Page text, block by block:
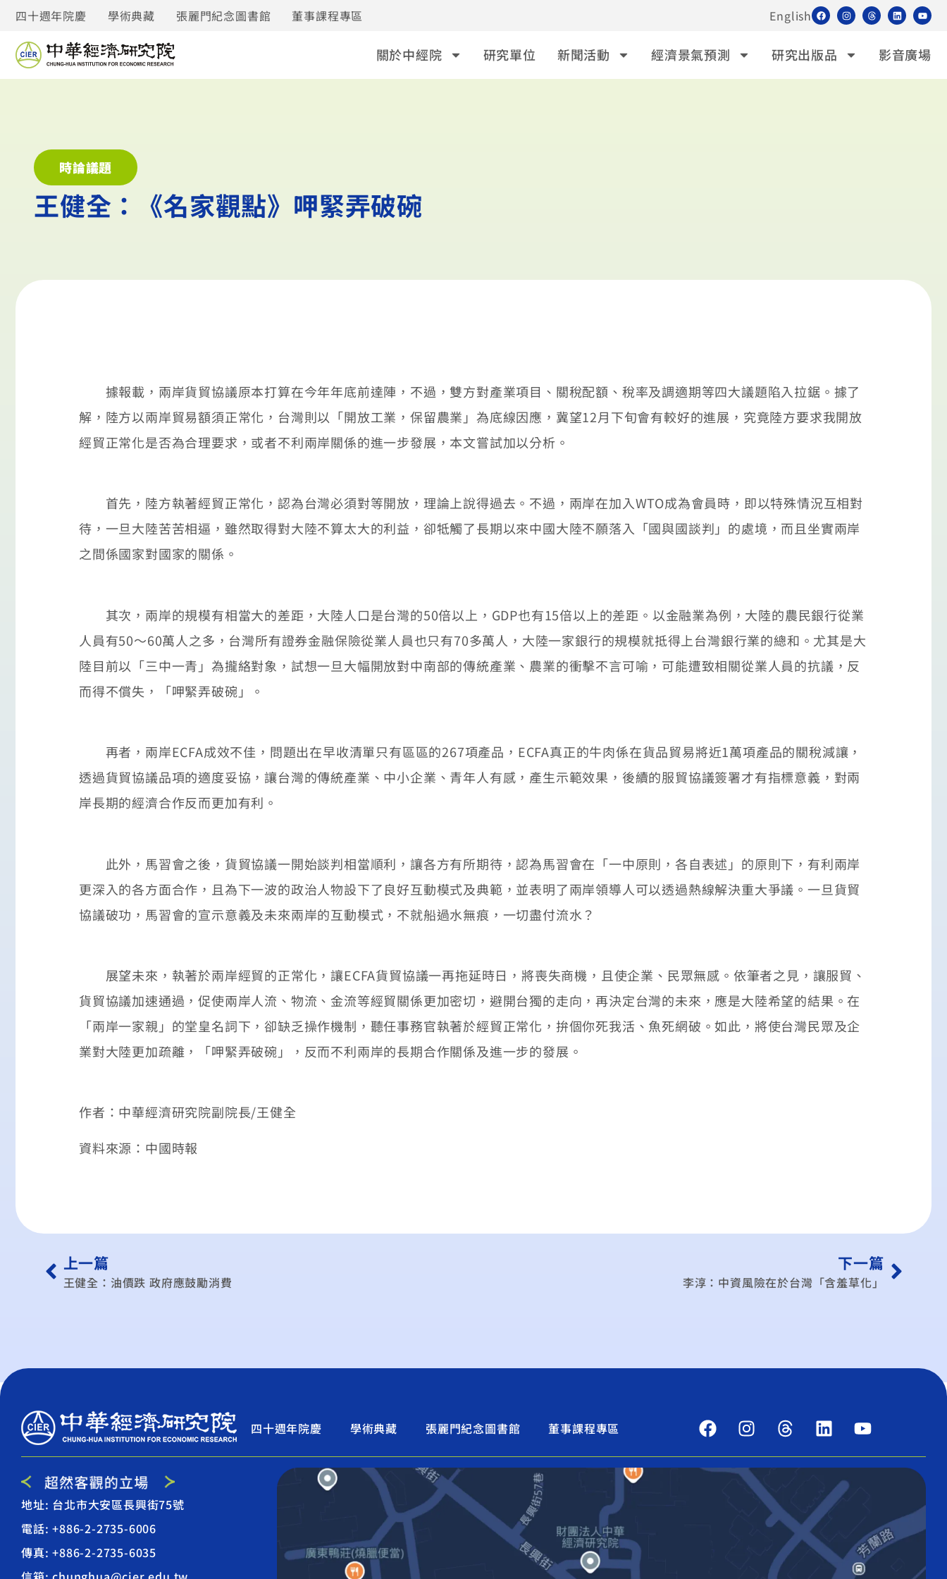
四十週年院慶 學術典藏 張麗門紀念圖書館 董事課程專區 English
關於中經院 研究單位 新聞活動 經濟景氣預測 研究出版品 影音廣場
時論議題
王健全：《名家觀點》呷緊弄破碗
據報載，兩岸貨貿協議原本打算在今年年底前達陣，不過，雙方對產業項目、關稅配額、稅率及調適期等四大議題陷入拉鋸。據了
解，陸方以兩岸貿易額須正常化，台灣則以「開放工業，保留農業」為底線因應，冀望12月下旬會有較好的進展，究竟陸方要求我開放
經貿正常化是否為合理要求，或者不利兩岸關係的進一步發展，本文嘗試加以分析。
首先，陸方執著經貿正常化，認為台灣必須對等開放，理論上說得過去。不過，兩岸在加入WTO成為會員時，即以特殊情況互相對
待，一旦大陸苦苦相逼，雖然取得對大陸不算太大的利益，卻牴觸了長期以來中國大陸不願落入「國與國談判」的處境，而且坐實兩岸
之間係國家對國家的關係。
其次，兩岸的規模有相當大的差距，大陸人口是台灣的50倍以上，GDP也有15倍以上的差距。以金融業為例，大陸的農民銀行從業
人員有50～60萬人之多，台灣所有證券金融保險從業人員也只有70多萬人，大陸一家銀行的規模就抵得上台灣銀行業的總和。尤其是大
陸目前以「三中一青」為攏絡對象，試想一旦大幅開放對中南部的傳統產業、農業的衝擊不言可喻，可能遭致相關從業人員的抗議，反
而得不償失，「呷緊弄破碗」。
再者，兩岸ECFA成效不佳，問題出在早收清單只有區區的267項產品，ECFA真正的牛肉係在貨品貿易將近1萬項產品的關稅減讓，
透過貨貿協議品項的適度妥協，讓台灣的傳統產業、中小企業、青年人有感，產生示範效果，後續的服貿協議簽署才有指標意義，對兩
岸長期的經濟合作反而更加有利。
此外，馬習會之後，貨貿協議一開始談判相當順利，讓各方有所期待，認為馬習會在「一中原則，各自表述」的原則下，有利兩岸
更深入的各方面合作，且為下一波的政治人物設下了良好互動模式及典範，並表明了兩岸領導人可以透過熱線解決重大爭議。一旦貨貿
協議破功，馬習會的宣示意義及未來兩岸的互動模式，不就船過水無痕，一切盡付流水？
展望未來，執著於兩岸經貿的正常化，讓ECFA貨貿協議一再拖延時日，將喪失商機，且使企業、民眾無感。依筆者之見，讓服貿、
貨貿協議加速通過，促使兩岸人流、物流、金流等經貿關係更加密切，避開台獨的走向，再決定台灣的未來，應是大陸希望的結果。在
「兩岸一家親」的堂皇名詞下，卻缺乏操作機制，聽任事務官執著於經貿正常化，拚個你死我活、魚死網破。如此，將使台灣民眾及企
業對大陸更加疏離，「呷緊弄破碗」，反而不利兩岸的長期合作關係及進一步的發展。
作者：中華經濟研究院副院長/王健全
資料來源：中國時報
上一篇
王健全：油價跌 政府應鼓勵消費
下一篇
李淳：中資風險在於台灣「含羞草化」
四十週年院慶 學術典藏 張麗門紀念圖書館 董事課程專區
地址: 台北市大安區長興街75號
電話: +886-2-2735-6006
傳真: +886-2-2735-6035